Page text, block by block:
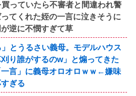
っていたら不審者と間違われ警
てくれた姪の一言に泣きそうに
逆に不憫すぎて草
」とうるさい義母。モデルハウス
り誰がするのw」と煽ってきた
言」に義母オロオロｗｗ←嫌味
ぎる